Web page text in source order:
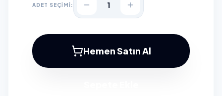
ADET SEÇİMİ: 1
Hemen Satın Al